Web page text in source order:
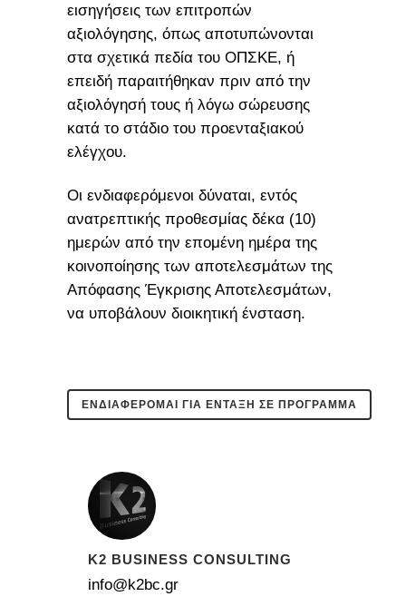
εισηγήσεις των επιτροπών
αξιολόγησης, όπως αποτυπώνονται
στα σχετικά πεδία του ΟΠΣΚΕ, ή
επειδή παραιτήθηκαν πριν από την
αξιολόγησή τους ή λόγω σώρευσης
κατά το στάδιο του προενταξιακού
ελέγχου.
Οι ενδιαφερόμενοι δύναται, εντός
ανατρεπτικής προθεσμίας δέκα (10)
ημερών από την επομένη ημέρα της
κοινοποίησης των αποτελεσμάτων της
Απόφασης Έγκρισης Αποτελεσμάτων,
να υποβάλουν διοικητική ένσταση.
ΕΝΔΙΑΦΕΡΟΜΑΙ ΓΙΑ ΕΝΤΑΞΗ ΣΕ ΠΡΟΓΡΑΜΜΑ
K2 BUSINESS CONSULTING
info@k2bc.gr